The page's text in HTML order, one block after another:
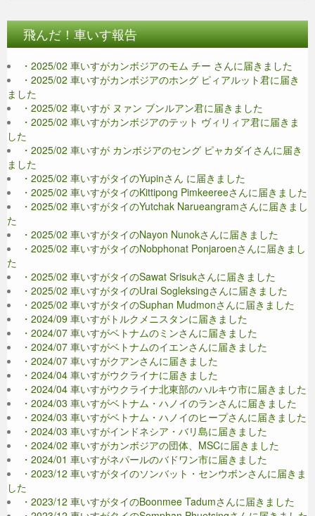
飛んだ！車いす報告
・2025/02 車いすがカンボジアのモム チー さんに届きました
・2025/02 車いすがカンボジアのホング ピィアルット君に届き
ました
・2025/02 車いすが ヌァン ブンルアン君に届きました
・2025/02 車いすがカンボジアのテット ヴィリィア君に届きま
した
・2025/02 車いすが カンボジアのセング ピャカダイさんに届き
ました
・2025/02 車いすがタイのYupinさん に届きました
・2025/02 車いすがタイのKittipong Pimkeereeさんに届きました
・2025/02 車いすがタイのYutchak Narueangramさんに届きまし
た
・2025/02 車いすがタイのNayon Nunokさんに届きました
・2025/02 車いすがタイのNobphonat Ponjaroenさんに届きまし
た
・2025/02 車いすがタイのSawat Srisukさんに届きました
・2025/02 車いすがタイのUrai Sogleksingさんに届きました
・2025/02 車いすがタイのSuphan Mudmonさんに届きました
・2024/09 車いすがトルクメニスタンに届きました
・2024/07 車いすがベトナムのミンさんに届きました
・2024/07 車いすがベトナムのイエンさんに届きました
・2024/07 車いすがクアンさんに届きました
・2024/04 車いすがウクライナに届きました
・2024/04 車いすがウクライナ北東部のハルキウ市に届きました
・2024/03 車いすがベトナム・ハノイのランさんに届きました
・2024/03 車いすがベトナム・ハノイのヒープさんに届きました
・2024/03 車いすがインドネシア・バリ島に届きました
・2024/02 車いすがカンボジアの団体、MSCに届きました
・2024/01 車いすがネパールのバドワン市に届きました
・2023/12 車いすがタイのソンバット・センウボンさんに届きま
した
・2023/12 車いすがタイのBoonmee Tadumさんに届きました